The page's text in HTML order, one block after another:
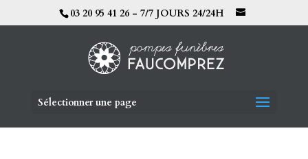
03 20 95 41 26 - 7/7 JOURS 24/24H
Sélectionner une page